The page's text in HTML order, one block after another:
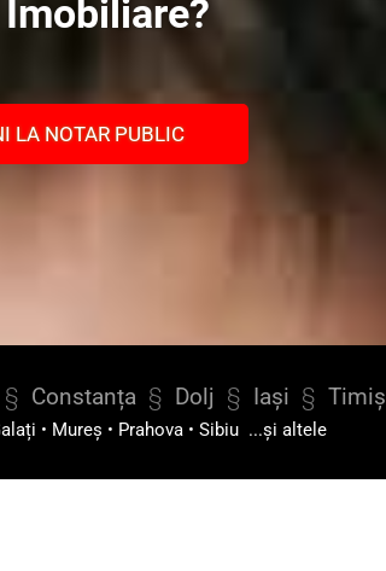
LA NOTAR PUBLIC
§ Constanța § Dolj § Iași § Timiș
• Mureș • Prahova• Sibiu ...și altele